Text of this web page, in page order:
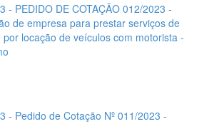
- PEDIDO DE COTAÇÃO 012/2023 -
de empresa para prestar serviços de
locação de veículos com motorista -
- Pedido de Cotação Nº 011/2023 -